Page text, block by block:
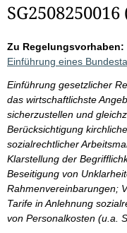
SG2508250016
Zu Regelungsvorhaben:
Einführung eines
Einführung gesetzlicher
das wirtschaftlichste
sicherzustellen und
Berücksichtigung
sozialrechtlicher
Klarstellung der
Beseitigung von
Rahmenvereinbarungen;
Tarife in Anlehnung
von Personalkosten (u.a.